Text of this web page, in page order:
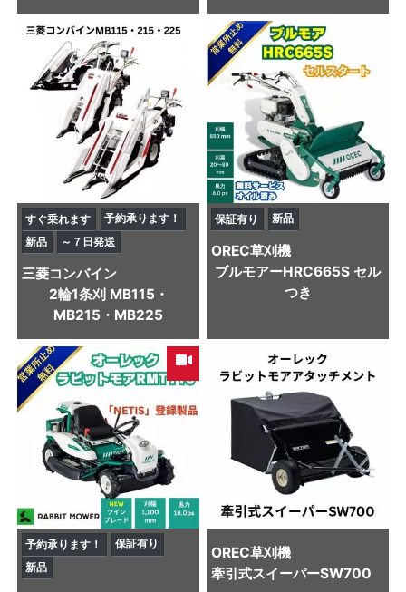
すぐ乗れます
予約承ります！
新品
～７日発送
三菱コンバイン
2輪1条刈 MB115・
MB215・MB225
保証有り 新品
OREC草刈機
ブルモアーHRC665S セル
つき
予約承ります！
保証有り
新品
OREC草刈機
牽引式スイーパーSW700